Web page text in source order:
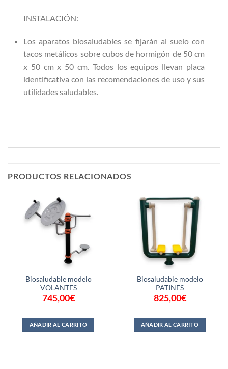
INSTALACIÓN:
Los aparatos biosaludables se fijarán al suelo con
tacos metálicos sobre cubos de hormigón de 50 cm
x 50 cm x 50 cm. Todos los equipos llevan placa
identificativa con las recomendaciones de uso y sus
utilidades saludables.
PRODUCTOS RELACIONADOS
Biosaludable modelo
VOLANTES
745,00€
AÑADIR AL CARRITO
Biosaludable modelo
PATINES
825,00€
AÑADIR AL CARRITO